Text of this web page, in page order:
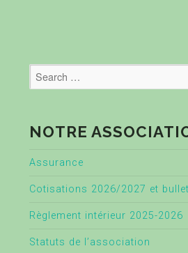
NOTRE
Assurance
Cotisations 2026/2027 et
Règlement intérieur 2025-2026
Statuts de l’association